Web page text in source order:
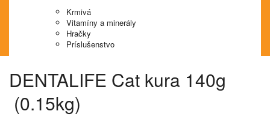
Krmivá
Vitamíny a minerály
Hračky
Príslušenstvo
DENTALIFE Cat kura 140g
(0.15kg)